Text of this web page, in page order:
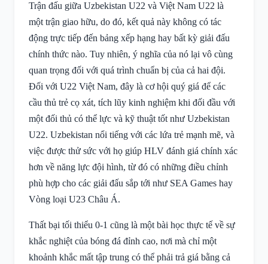
Trận đấu giữa Uzbekistan U22 và Việt Nam U22 là
một trận giao hữu, do đó, kết quả này không có tác
động trực tiếp đến bảng xếp hạng hay bất kỳ giải đấu
chính thức nào. Tuy nhiên, ý nghĩa của nó lại vô cùng
quan trọng đối với quá trình chuẩn bị của cả hai đội.
Đối với U22 Việt Nam, đây là cơ hội quý giá để các
cầu thủ trẻ cọ xát, tích lũy kinh nghiệm khi đối đầu với
một đối thủ có thể lực và kỹ thuật tốt như Uzbekistan
U22. Uzbekistan nổi tiếng với các lứa trẻ mạnh mẽ, và
việc được thử sức với họ giúp HLV đánh giá chính xác
hơn về năng lực đội hình, từ đó có những điều chỉnh
phù hợp cho các giải đấu sắp tới như SEA Games hay
Vòng loại U23 Châu Á.
Thất bại tối thiểu 0-1 cũng là một bài học thực tế về sự
khắc nghiệt của bóng đá đỉnh cao, nơi mà chỉ một
khoảnh khắc mất tập trung có thể phải trả giá bằng cả